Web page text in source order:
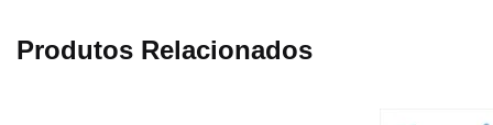
Produtos Relacionados